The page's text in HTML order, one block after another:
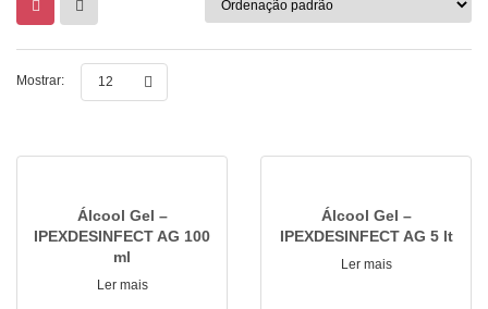
Mostrar: 12
Álcool Gel –
IPEXDESINFECT AG 100
ml
Ler mais
Álcool Gel –
IPEXDESINFECT AG 5 lt
Ler mais